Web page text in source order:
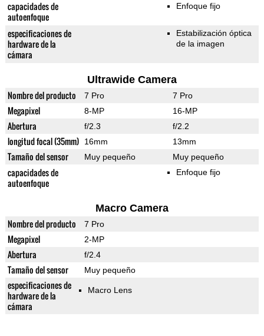
capacidades de
autoenfoque
Enfoque fijo
especificaciones de
hardware de la
cámara
Estabilización óptica
de la imagen
Ultrawide Camera
Nombre del producto 7 Pro 7 Pro
Megapixel 8-MP 16-MP
Abertura f/2.3 f/2.2
longitud focal (35mm) 16mm 13mm
Tamaño del sensor Muy pequeño Muy pequeño
capacidades de
autoenfoque
Enfoque fijo
Macro Camera
Nombre del producto 7 Pro
Megapixel 2-MP
Abertura f/2.4
Tamaño del sensor Muy pequeño
especificaciones de
hardware de la
cámara
Macro Lens